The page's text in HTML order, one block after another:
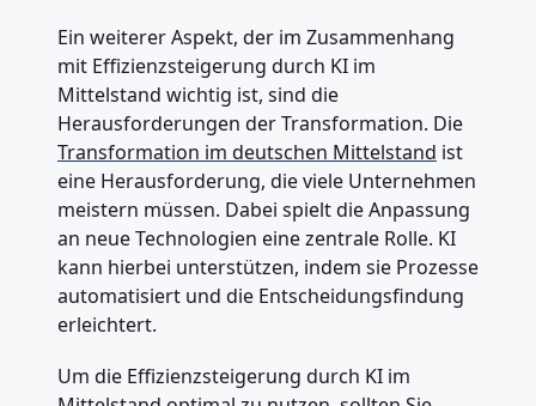
Ein weiterer Aspekt, der im Zusammenhang
mit Effizienzsteigerung durch KI im
Mittelstand wichtig ist, sind die
Herausforderungen der Transformation. Die
Transformation im deutschen Mittelstand ist
eine Herausforderung, die viele Unternehmen
meistern müssen. Dabei spielt die Anpassung
an neue Technologien eine zentrale Rolle. KI
kann hierbei unterstützen, indem sie Prozesse
automatisiert und die Entscheidungsfindung
erleichtert.
Um die Effizienzsteigerung durch KI im